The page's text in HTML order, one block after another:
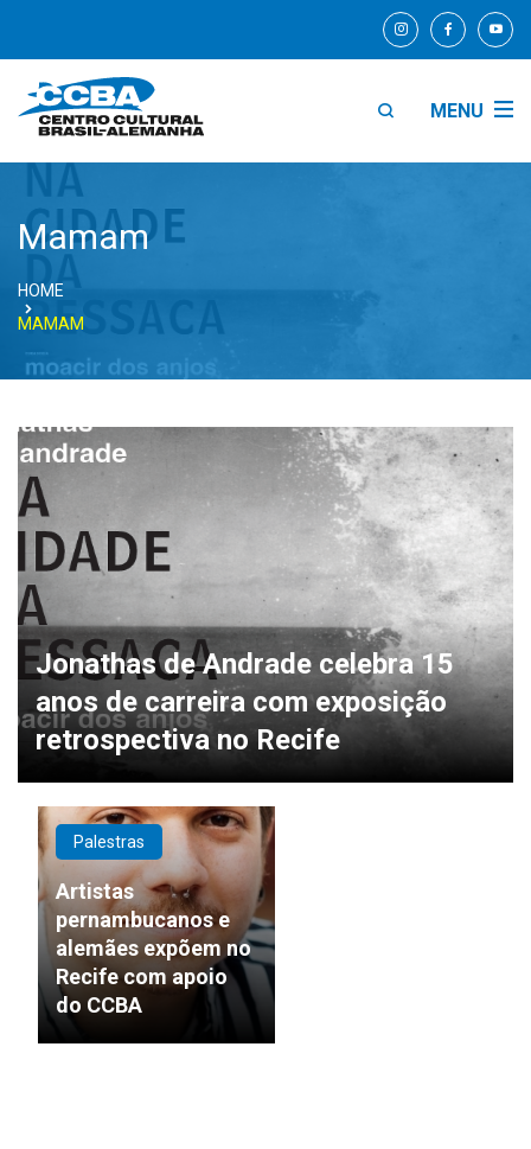
MENU
Mamam
HOME
MAMAM
Jonathas de Andrade celebra 15
anos de carreira com exposição
retrospectiva no Recife
Palestras
Artistas
pernambucanos e
alemães expõem no
Recife com apoio
do CCBA